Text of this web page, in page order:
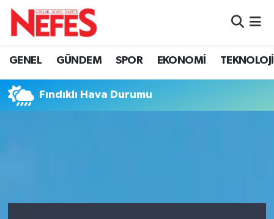
GENEL GÜNDEM SPOR EKONOMİ TEKNOLOJİ
Fındıklı Hava Durumu
Hava Durumu
Namaz Vakitleri
Tüm Manşetler